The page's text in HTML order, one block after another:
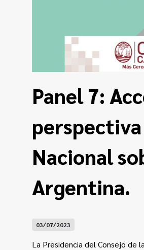
Panel 7:
perspectiva
Nacional
Argentina.
03/07/2023
La Presidencia del Consejo de